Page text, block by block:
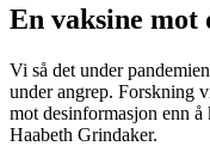
En vaksine mot
Vi så det under
under angrep. Forskning
mot desinformasjon enn
Haabeth Grindaker.